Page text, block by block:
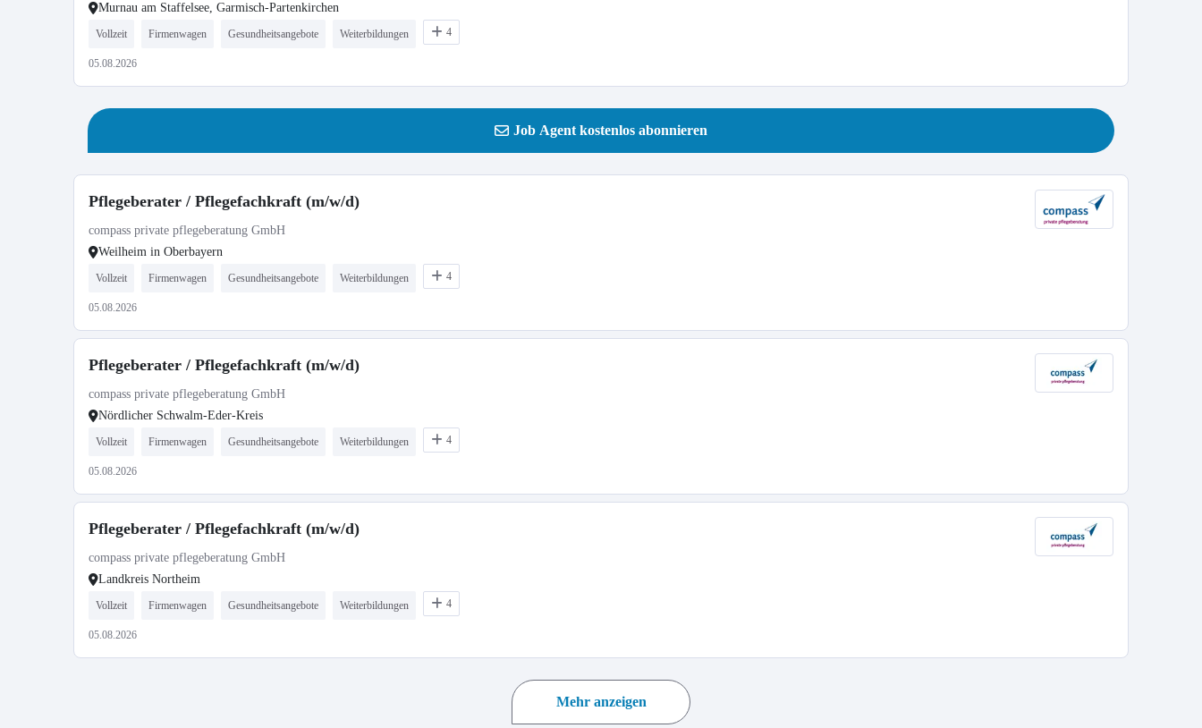
Murnau am Staffelsee, Garmisch-Partenkirchen
Vollzeit Firmenwagen Gesundheitsangebote Weiterbildungen 4
05.08.2026
Job Agent kostenlos abonnieren
Pflegeberater / Pflegefachkraft (m/w/d)
compass private pflegeberatung GmbH
Weilheim in Oberbayern
Vollzeit Firmenwagen Gesundheitsangebote Weiterbildungen 4
05.08.2026
Pflegeberater / Pflegefachkraft (m/w/d)
compass private pflegeberatung GmbH
Nördlicher Schwalm-Eder-Kreis
Vollzeit Firmenwagen Gesundheitsangebote Weiterbildungen 4
05.08.2026
Pflegeberater / Pflegefachkraft (m/w/d)
compass private pflegeberatung GmbH
Landkreis Northeim
Vollzeit Firmenwagen Gesundheitsangebote Weiterbildungen 4
05.08.2026
Mehr anzeigen